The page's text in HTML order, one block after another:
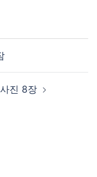
진 8장